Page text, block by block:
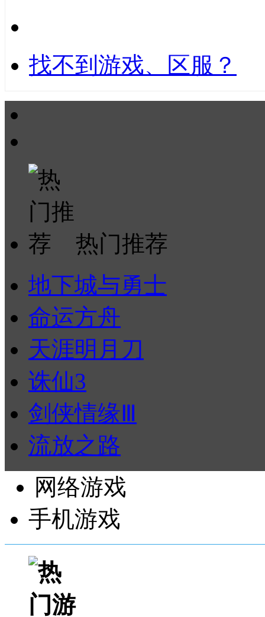
找不到游戏、区服？
热门推荐
地下城与勇士
命运方舟
天涯明月刀
诛仙3
剑侠情缘Ⅲ
流放之路
网络游戏
手机游戏